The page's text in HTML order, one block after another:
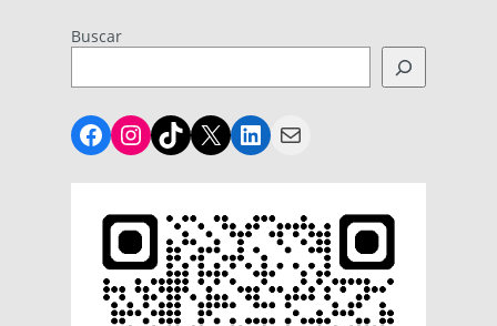
Buscar
Facebook
Instagram
TikTok
X LinkedIn
Mail